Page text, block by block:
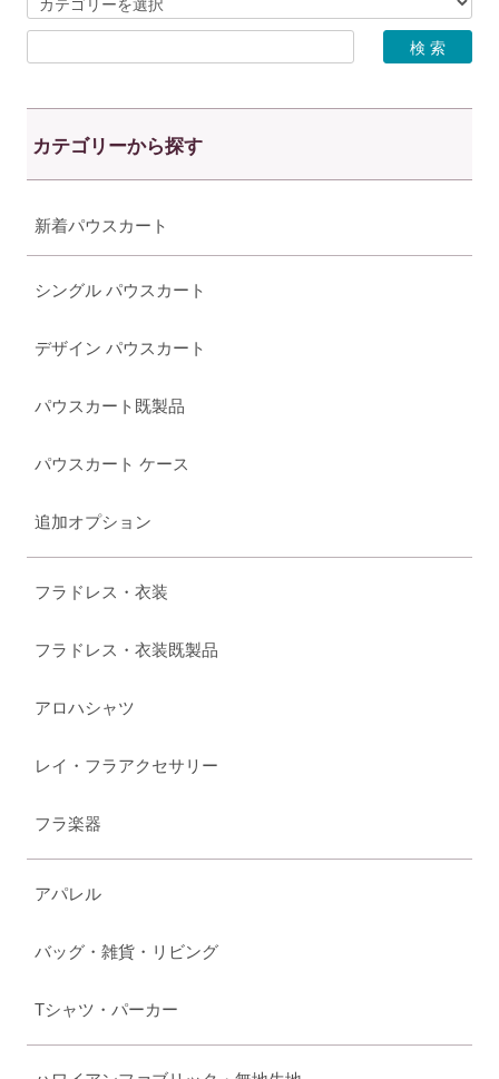
カテゴリーから探す
新着パウスカート
シングル パウスカート
デザイン パウスカート
パウスカート既製品
パウスカート ケース
追加オプション
フラドレス・衣装
フラドレス・衣装既製品
アロハシャツ
レイ・フラアクセサリー
フラ楽器
アパレル
バッグ・雑貨・リビング
Tシャツ・パーカー